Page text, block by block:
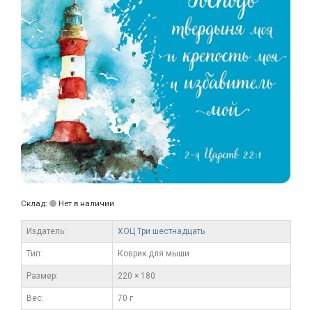
Склад: Нет в наличии
Издатель: ХОЦ Три шестнадцать
Тип: Коврик для мыши
Размер: 220 × 180
Вес: 70 г